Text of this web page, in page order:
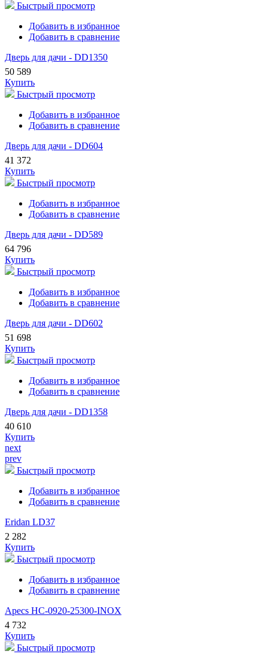
Быстрый просмотр
Добавить в избранное
Добавить в сравнение
Дверь для дачи - DD1350
50 589
Купить
Быстрый просмотр
Добавить в избранное
Добавить в сравнение
Дверь для дачи - DD604
41 372
Купить
Быстрый просмотр
Добавить в избранное
Добавить в сравнение
Дверь для дачи - DD589
64 796
Купить
Быстрый просмотр
Добавить в избранное
Добавить в сравнение
Дверь для дачи - DD602
51 698
Купить
Быстрый просмотр
Добавить в избранное
Добавить в сравнение
Дверь для дачи - DD1358
40 610
Купить
next
prev
Быстрый просмотр
Добавить в избранное
Добавить в сравнение
Eridan LD37
2 282
Купить
Быстрый просмотр
Добавить в избранное
Добавить в сравнение
Apecs HC-0920-25300-INOX
4 732
Купить
Быстрый просмотр